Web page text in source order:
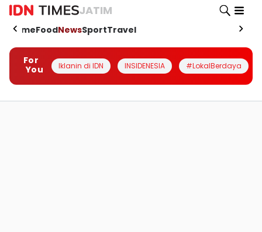
JATIM
HomeFoodNewsSportTravel
For
You
Iklanin di IDN INSIDENESIA #LokalBerdaya